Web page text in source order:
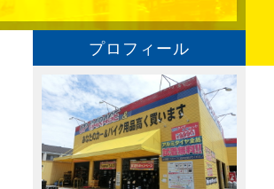
プロフィール